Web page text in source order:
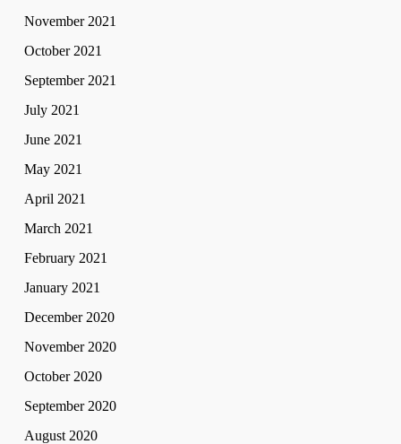
November 2021
October 2021
September 2021
July 2021
June 2021
May 2021
April 2021
March 2021
February 2021
January 2021
December 2020
November 2020
October 2020
September 2020
August 2020